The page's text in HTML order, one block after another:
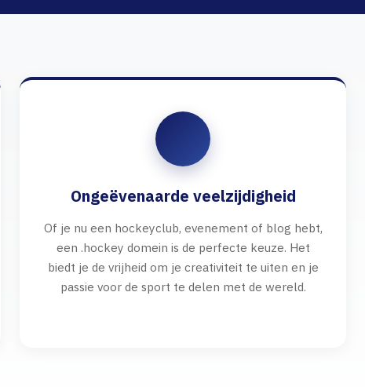
Ongeëvenaarde veelzijdigheid
Of je nu een hockeyclub, evenement of blog hebt,
een .hockey domein is de perfecte keuze. Het
biedt je de vrijheid om je creativiteit te uiten en je
passie voor de sport te delen met de wereld.